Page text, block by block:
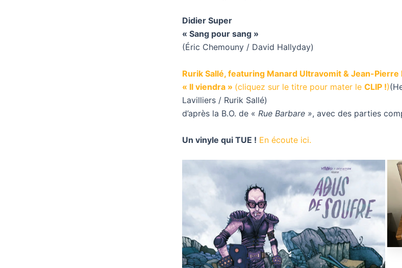
Didier Super
« Sang pour sang »
(Éric Chemouny / David Hallyday)
Rurik Sallé, featuring Manard Ultravomit & Jean-Pierre
« Il viendra » (cliquez sur le titre pour mater le CLIP !)
Lavilliers / Rurik Sallé)
d’après la B.O. de « Rue Barbare », avec des parties
Un vinyle qui TUE ! En écoute ici.